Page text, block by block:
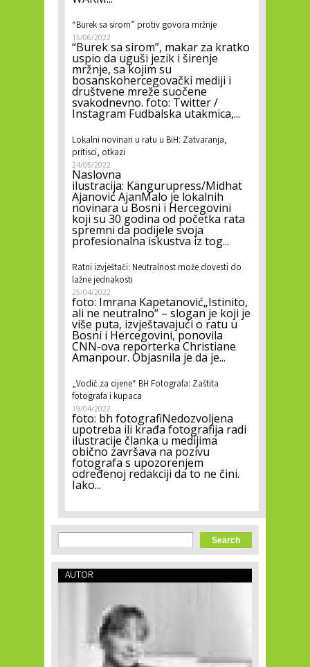
“Burek sa sirom” protiv govora mržnje
15/06/2022
“Burek sa sirom”, makar za kratko
uspio da uguši jezik i širenje
mržnje, sa kojim su
bosanskohercegovački mediji i
društvene mreže suočene
svakodnevno. foto: Twitter /
Instagram Fudbalska utakmica,...
Lokalni novinari u ratu u BiH: Zatvaranja,
pritisci, otkazi
24/05/2022
Naslovna
ilustracija: Kängurupress/Midhat
Ajanović AjanMalo je lokalnih
novinara u Bosni i Hercegovini
koji su 30 godina od početka rata
spremni da podijele svoja
profesionalna iskustva iz tog...
Ratni izvještači: Neutralnost može dovesti do
lažne jednakosti
25/04/2022
foto: Imrana Kapetanović„Istinito,
ali ne neutralno“ – slogan je koji je
više puta, izvještavajući o ratu u
Bosni i Hercegovini, ponovila
CNN-ova reporterka Christiane
Amanpour. Objasnila je da je...
„Vodič za cijene“ BH Fotografa: Zaštita
fotografa i kupaca
19/04/2022
foto: bh fotografiNedozvoljena
upotreba ili krađa fotografija radi
ilustracije članka u medijima
obično završava na pozivu
fotografa s upozorenjem
određenoj redakciji da to ne čini.
Iako...
Search form
Search
AUTOR